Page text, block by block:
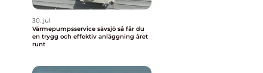
30. jul
Värmepumpsservice sävsjö så får du
en trygg och effektiv anläggning året
runt